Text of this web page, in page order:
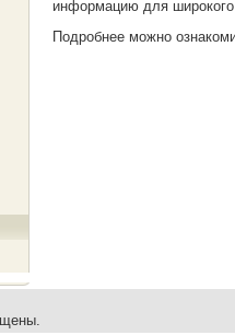
информацию для
Подробнее можно